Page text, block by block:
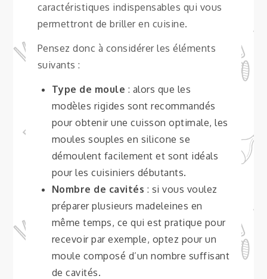
caractéristiques indispensables qui vous
permettront de briller en cuisine.
Pensez donc à considérer les éléments
suivants :
Type de moule : alors que les
modèles rigides sont recommandés
pour obtenir une cuisson optimale, les
moules souples en silicone se
démoulent facilement et sont idéals
pour les cuisiniers débutants.
Nombre de cavités : si vous voulez
préparer plusieurs madeleines en
même temps, ce qui est pratique pour
recevoir par exemple, optez pour un
moule composé d’un nombre suffisant
de cavités.